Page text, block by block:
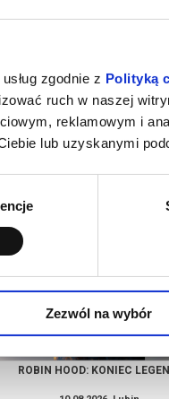
zgodnie z Polityką
ruch w naszej
reklamowym i
lub uzyskanymi
Zezwól na wybór
GORZKIE ŚWIĘTA
ROBIN HOOD: KONIEC